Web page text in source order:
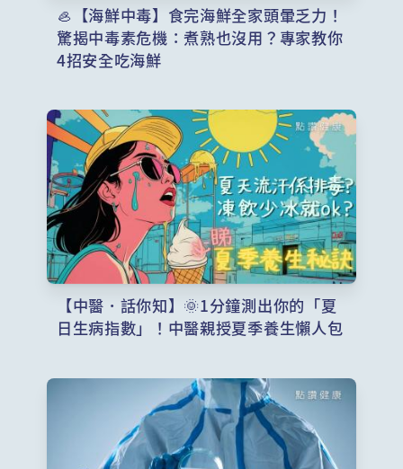
🦪【海鮮中毒】食完海鮮全家頭暈乏力！
驚揭中毒素危機：煮熟也沒用？專家教你
4招安全吃海鮮
【中醫．話你知】🌞1分鐘測出你的「夏
日生病指數」！中醫親授夏季養生懶人包